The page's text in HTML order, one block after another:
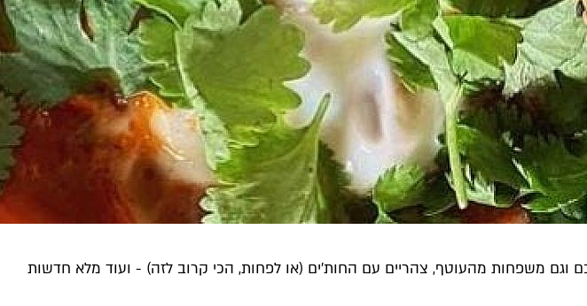
וגם משפחות מהעוטף, צהריים עם החות'ים (או לפחות, הכי קרוב לזה) - ועוד מלא חדשות